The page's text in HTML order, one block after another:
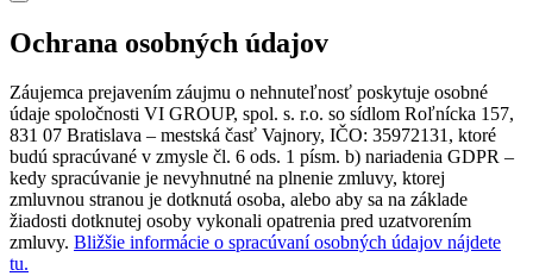
Ochrana osobných údajov
Záujemca prejavením záujmu o nehnuteľnosť poskytuje osobné
údaje spoločnosti VI GROUP, spol. s. r.o. so sídlom Roľnícka 157,
831 07 Bratislava – mestská časť Vajnory, IČO: 35972131, ktoré
budú spracúvané v zmysle čl. 6 ods. 1 písm. b) nariadenia GDPR –
kedy spracúvanie je nevyhnutné na plnenie zmluvy, ktorej
zmluvnou stranou je dotknutá osoba, alebo aby sa na základe
žiadosti dotknutej osoby vykonali opatrenia pred uzatvorením
zmluvy. Bližšie informácie o spracúvaní osobných údajov nájdete
tu.